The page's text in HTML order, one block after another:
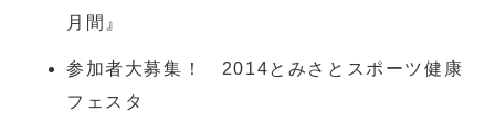
月間』
参加者大募集！ 2014とみさとスポーツ健康
フェスタ